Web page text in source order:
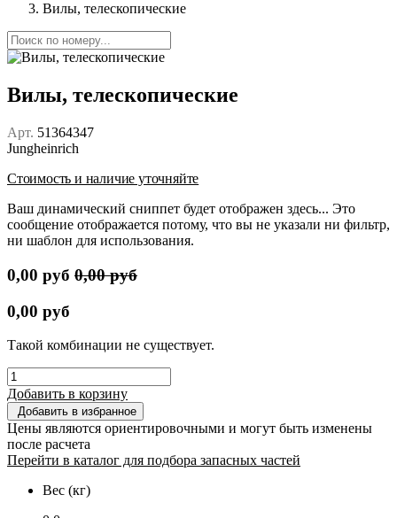
Вилы, телескопические
Вилы, телескопические
Арт. 51364347
Jungheinrich
Стоимость и наличие уточняйте
Ваш динамический сниппет будет отображен здесь... Это
сообщение отображается потому, что вы не указали ни фильтр,
ни шаблон для использования.
0,00 руб 0,00руб
0,00 руб
Такой комбинации не существует.
Добавить в корзину
Добавить в избранное
Цены являются ориентировочными и могут быть изменены
после расчета
Перейти в каталог для подбора запасных частей
Вес (кг)